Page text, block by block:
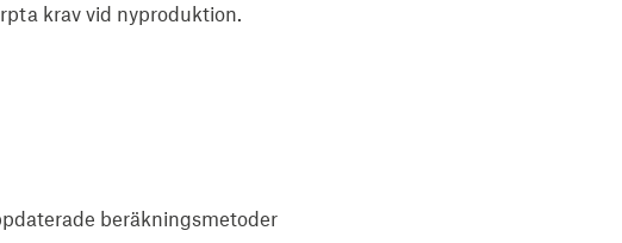
krav vid nyproduktion.
beräkningsmetoder